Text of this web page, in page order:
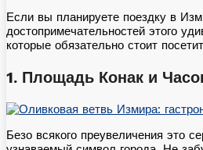
Если вы планируете поездку в
достопримечательностей этого
которые обязательно стоит
1. Площадь Конак и
Безо всякого преувеличения это